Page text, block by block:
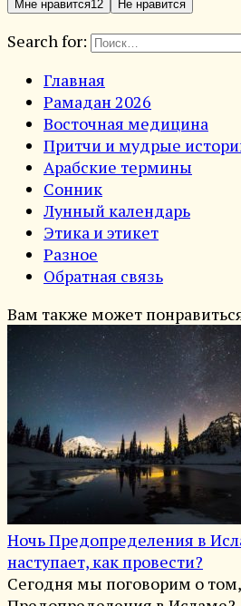
Мне нравится12 Не нравится
Search for:
Главная
Рамадан 2026
Восточная медицина
Притчи и мудрые
Арабские термины
Сонник
Лунный календарь
Этика и этикет
Разное
Обратная связь
Вам также может
Ночь Предопределения в
наступает, как провести?
Сегодня мы поговорим о